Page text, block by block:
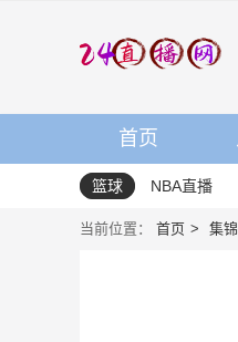
首页
篮球 NBA直播
当前位置： 首页 集锦